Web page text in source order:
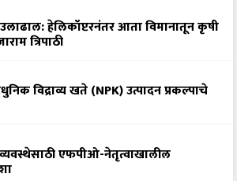
हेलिकॉप्टरनंतर आता विमानातून कृषी
त्रिपाठी
विद्राव्य खते (NPK) उत्पादन प्रकल्पाचे
एफपीओ-नेतृत्वाखालील